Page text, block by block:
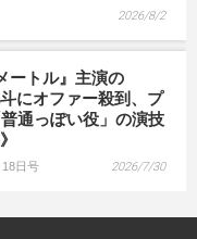
2026/8/2
ートル』主演の
にオファー殺到、プ
通っぽい役」の演技
日号 2026/7/30